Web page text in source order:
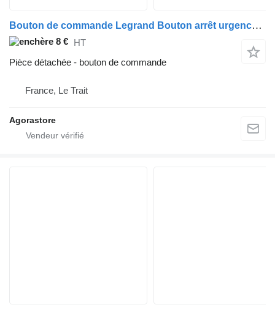
Bouton de commande Legrand Bouton arrêt urgence LEGRAND pour camion
8 € HT
Pièce détachée - bouton de commande
France, Le Trait
Agorastore